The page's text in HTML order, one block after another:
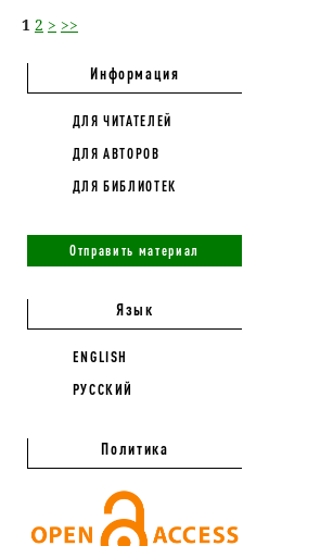
1 2 > >>
Информация
ДЛЯ ЧИТАТЕЛЕЙ
ДЛЯ АВТОРОВ
ДЛЯ БИБЛИОТЕК
Отправить материал
Язык
ENGLISH
РУССКИЙ
Политика